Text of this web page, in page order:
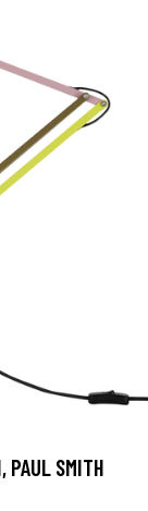
PAUL SMITH